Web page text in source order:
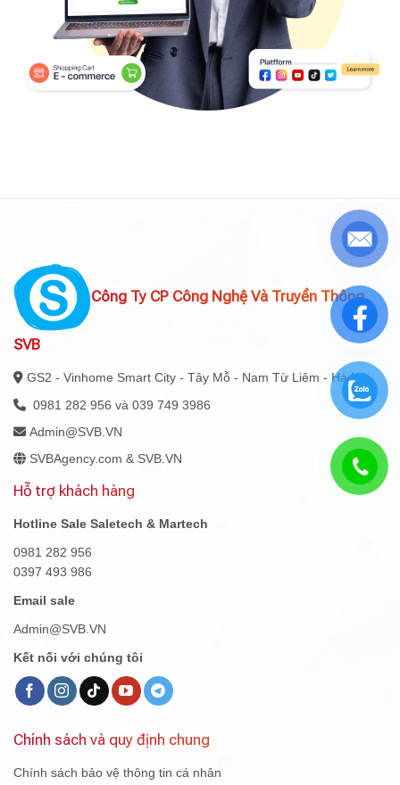
Công Ty CP Công Nghệ Và Truyền Thông
SVB
GS2 - Vinhome Smart City - Tây Mỗ - Nam Từ Liêm - Hà Nội
0981 282 956 và 039 749 3986
Admin@SVB.VN
SVBAgency.com & SVB.VN
Hỗ trợ khách hàng
Hotline Sale Saletech & Martech
0981 282 956
0397 493 986
Email sale
Admin@SVB.VN
Kết nối với chúng tôi
Chính sách và quy định chung
Chính sách bảo vệ thông tin cá nhân